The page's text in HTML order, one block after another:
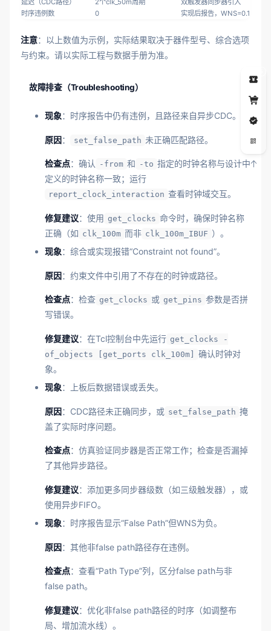
延迟（CDC路径） 2个clk_50m周期
双触发器同步器引入
时序违例数
0 实现后报告，WNS=0.123ns
注意：以上数值为示例，实际结果取决于器件型号、综合选项
与约束。请以实际工程与数据手册为准。
故障排查（Troubleshooting）
现象：时序报告中仍有违例，且路径来自异步CDC。
原因： set_false_path 未正确匹配路径。
检查点：确认 -from 和 -to 指定的时钟名称与设计中
定义的时钟名称一致；运行
report_clock_interaction 查看时钟域交互。
修复建议：使用 get_clocks 命令时，确保时钟名称
正确（如 clk_100m 而非 clk_100m_IBUF ）。
现象：综合或实现报错“Constraint not found”。
原因：约束文件中引用了不存在的时钟或路径。
检查点：检查 get_clocks 或 get_pins 参数是否拼
写错误。
修复建议：在Tcl控制台中先运行 get_clocks -
of_objects [get_ports clk_100m]
确认时钟对
象。
现象：上板后数据错误或丢失。
原因：CDC路径未正确同步，或 set_false_path 掩
盖了实际时序问题。
检查点：仿真验证同步器是否正常工作；检查是否漏掉
了其他异步路径。
修复建议：添加更多同步器级数（如三级触发器），或
使用异步FIFO。
现象：时序报告显示“False Path”但WNS为负。
原因：其他非false path路径存在违例。
检查点：查看“Path Type”列，区分false path与非
false path。
修复建议：优化非false path路径的时序（如调整布
局、增加流水线）。